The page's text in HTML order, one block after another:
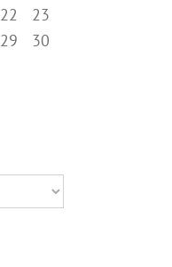
22
23
29
30